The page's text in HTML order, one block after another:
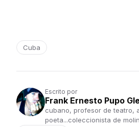
Cuba
Escrito por
Frank Ernesto Pupo
cubano, profesor de teatro,
poeta...coleccionista de